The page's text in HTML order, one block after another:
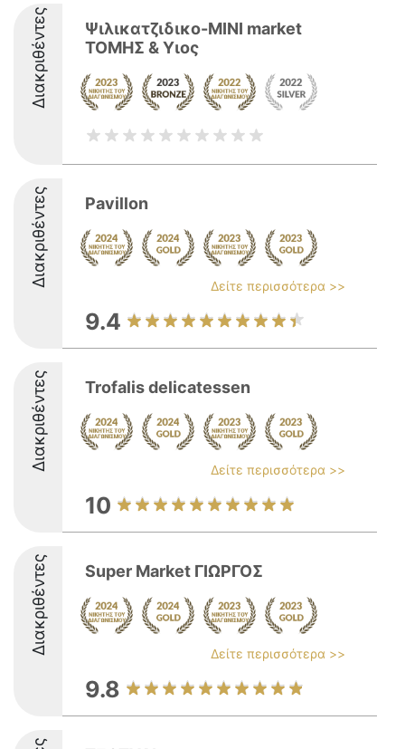
Διακριθέντες
Ψιλικατζιδικο-MINI market
ΤΟΜΗΣ & Yιος
Διακριθέντες Pavillon
Δείτε περισσότερα >>
9.4
Διακριθέντες Trofalis delicatessen
Δείτε περισσότερα >>
10
Διακριθέντες Super Market ΓΙΩΡΓΟΣ
Δείτε περισσότερα >>
9.8